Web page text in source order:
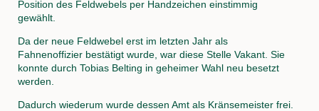
Position des Feldwebels per Handzeichen einstimmig
gewählt.
Da der neue Feldwebel erst im letzten Jahr als
Fahnenoffizier bestätigt wurde, war diese Stelle Vakant. Sie
konnte durch Tobias Belting in geheimer Wahl neu besetzt
werden.
Dadurch wiederum wurde dessen Amt als Kränsemeister frei.